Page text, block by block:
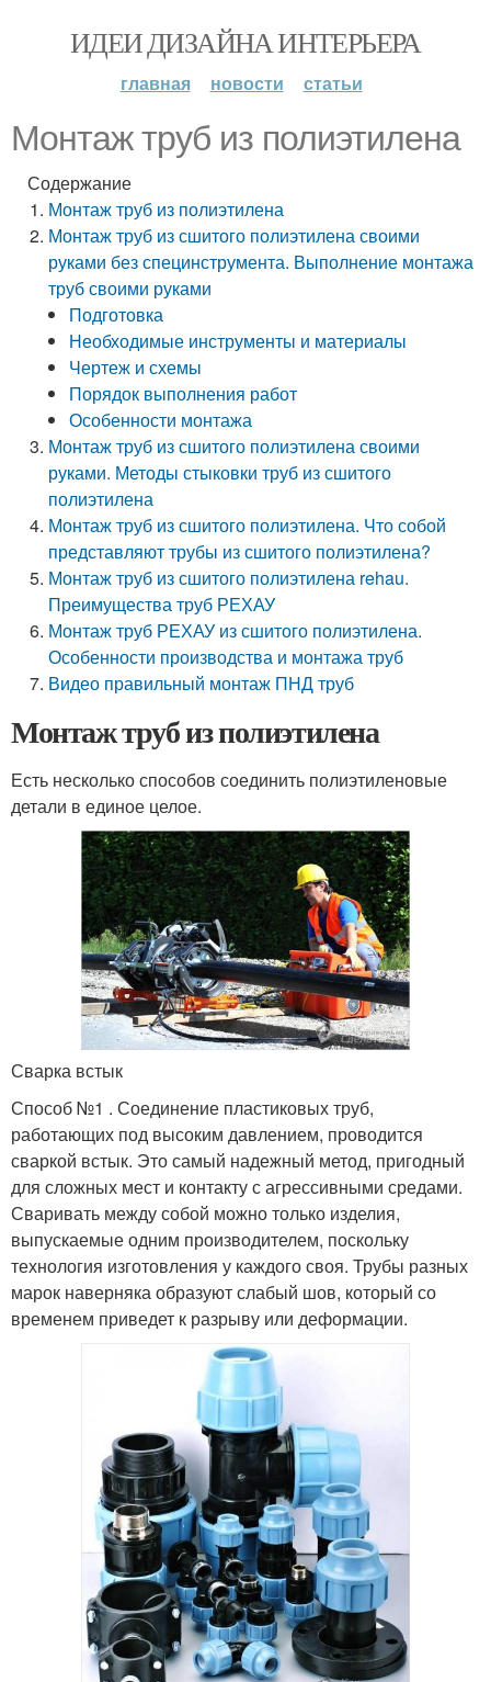
ИДЕИ ДИЗАЙНА ИНТЕРЬЕРА
главная новости статьи
Монтаж труб из полиэтилена
Содержание
Монтаж труб из полиэтилена
Монтаж труб из сшитого полиэтилена своими
руками без специнструмента. Выполнение монтажа
труб своими руками
Подготовка
Необходимые инструменты и материалы
Чертеж и схемы
Порядок выполнения работ
Особенности монтажа
Монтаж труб из сшитого полиэтилена своими
руками. Методы стыковки труб из сшитого
полиэтилена
Монтаж труб из сшитого полиэтилена. Что собой
представляют трубы из сшитого полиэтилена?
Монтаж труб из сшитого полиэтилена rehau.
Преимущества труб РЕХАУ
Монтаж труб РЕХАУ из сшитого полиэтилена.
Особенности производства и монтажа труб
Видео правильный монтаж ПНД труб
Монтаж труб из полиэтилена
Есть несколько способов соединить полиэтиленовые
детали в единое целое.
Сварка встык
Способ №1 . Соединение пластиковых труб,
работающих под высоким давлением, проводится
сваркой встык. Это самый надежный метод, пригодный
для сложных мест и контакту с агрессивными средами.
Сваривать между собой можно только изделия,
выпускаемые одним производителем, поскольку
технология изготовления у каждого своя. Трубы разных
марок наверняка образуют слабый шов, который со
временем приведет к разрыву или деформации.